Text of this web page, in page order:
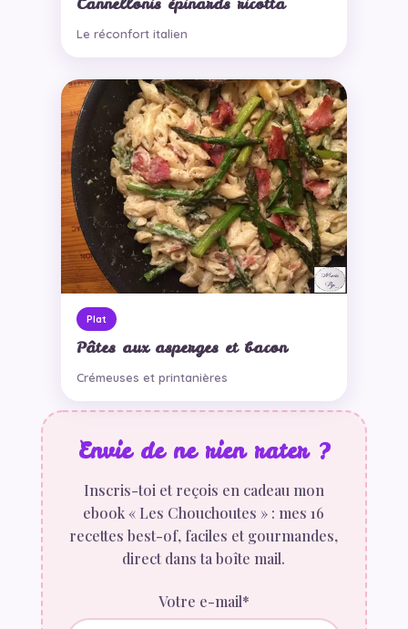
Le réconfort italien
Plat
Pâtes aux asperges et bacon
Crémeuses et printanières
Envie de ne rien rater ?
Inscris-toi et reçois en cadeau mon
ebook « Les Chouchoutes » : mes 16
recettes best-of, faciles et gourmandes,
direct dans ta boîte mail.
Votre e-mail*